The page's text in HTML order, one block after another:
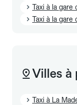
Taxi à la gare
Taxi à la gare
Villes à
Taxi à La